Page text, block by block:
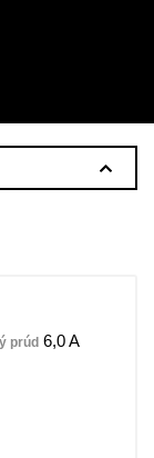
6,0 A